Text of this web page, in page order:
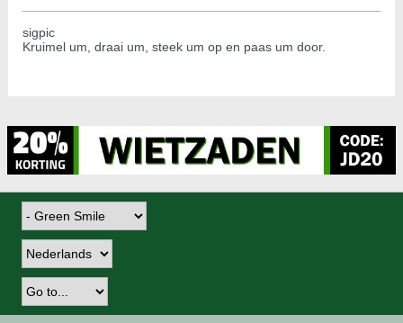
sigpic
Kruimel um, draai um, steek um op en paas um door.